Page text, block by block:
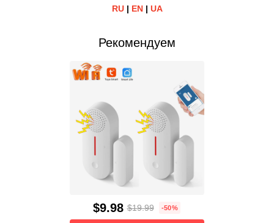
RU| EN| UA
Рекомендуем
$9.98 $19.99 -50%